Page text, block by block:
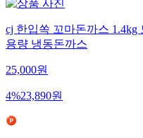
cj 한입쏙 꼬마돈까스
용량 냉동돈까스
25,000원
4%23,890원